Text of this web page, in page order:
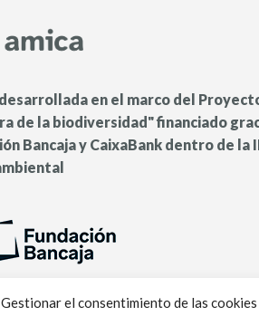
Gestionar el consentimiento de las cookies
en el marco del
de la biodiversidad" financiado
Bancaja y CaixaBank dentro de la